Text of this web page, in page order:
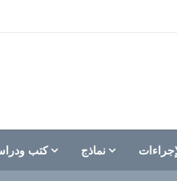
نماذج كتب